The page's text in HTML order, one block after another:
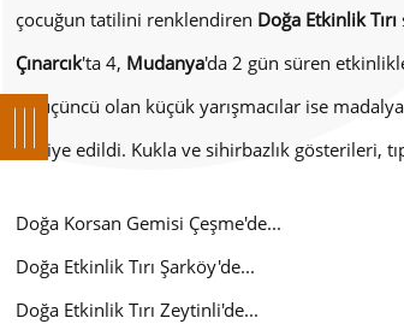
çocuğun tatilini renklendiren Doğa Etkinlik Tırı
Çınarcık'ta 4, Mudanya'da 2 gün süren
ve üçüncü olan küçük yarışmacılar ise
hediye edildi. Kukla ve sihirbazlık gösterileri,
Doğa Korsan Gemisi Çeşme'de...
Doğa Etkinlik Tırı Şarköy'de...
Doğa Etkinlik Tırı Zeytinli'de...